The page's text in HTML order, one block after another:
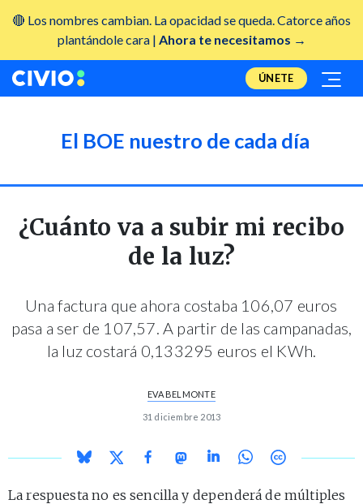
🔴 Los nombres cambian. La opacidad se queda. Catorce años
plantándole cara | Ahora te necesitamos →
ÚNETE
El BOE nuestro de cada día
¿Cuánto va a subir mi recibo
de la luz?
Una factura que ahora costaba 106,07 euros
pasa a ser de 107,57. A partir de las campanadas,
la luz costará 0,133295 euros el KWh.
EVA BELMONTE
31 diciembre 2013
La respuesta no es sencilla y dependerá de múltiples